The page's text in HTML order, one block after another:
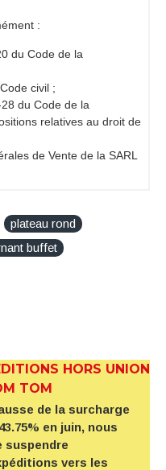
:
du Code de la
civil ;
du Code de la
relatives au droit de
de Vente de la SARL
plateau rond
buffet
HORS UNION
TOM
de la surcharge
en juin, nous
suspendre
vers les